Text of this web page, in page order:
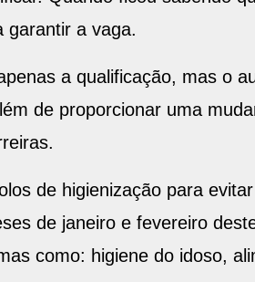
garantir a vaga.
a qualificação, mas o
de proporcionar uma
de higienização para
de janeiro e fevereiro
como: higiene do idoso,